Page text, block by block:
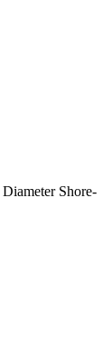
Diameter Shore-